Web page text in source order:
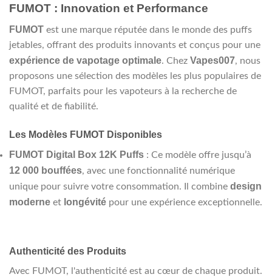
FUMOT : Innovation et Performance
FUMOT est une marque réputée dans le monde des puffs
jetables, offrant des produits innovants et conçus pour une
expérience de vapotage optimale. Chez Vapes007, nous
proposons une sélection des modèles les plus populaires de
FUMOT, parfaits pour les vapoteurs à la recherche de
qualité et de fiabilité.
Les Modèles FUMOT Disponibles
FUMOT Digital Box 12K Puffs : Ce modèle offre jusqu’à
12 000 bouffées, avec une fonctionnalité numérique
unique pour suivre votre consommation. Il combine design
moderne et longévité pour une expérience exceptionnelle.
Authenticité des Produits
Avec FUMOT, l'authenticité est au cœur de chaque produit.